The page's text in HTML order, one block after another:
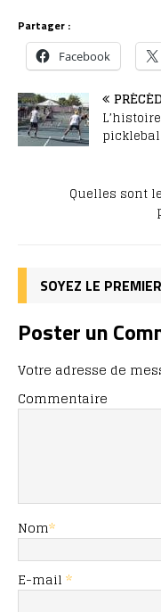
Partager :
Facebook
Quelles sont
SOYEZ LE
Poster un
Votre adresse de
Commentaire
Nom*
E-mail *